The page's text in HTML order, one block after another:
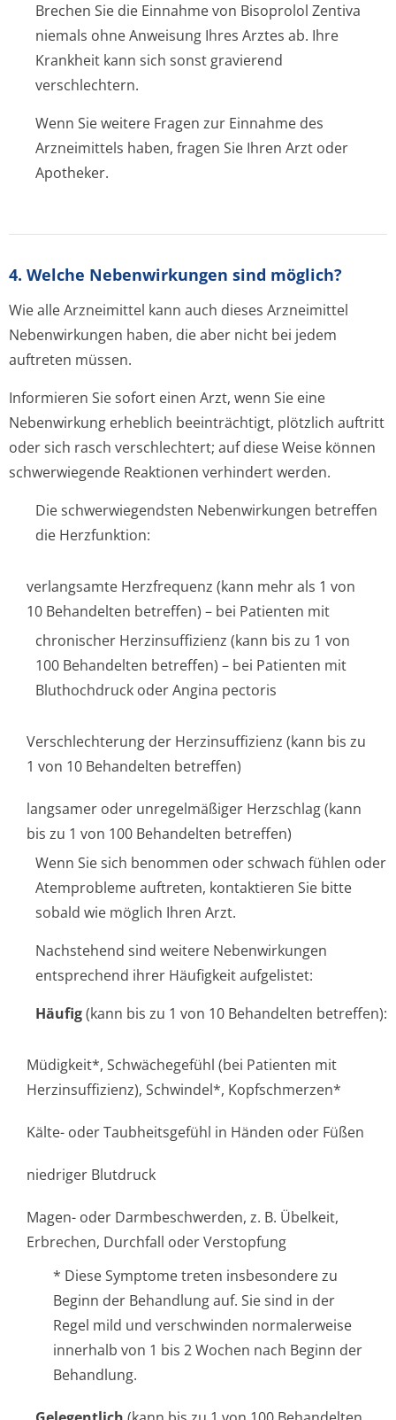
Brechen Sie die Einnahme von Bisoprolol Zentiva
niemals ohne Anweisung Ihres Arztes ab. Ihre
Krankheit kann sich sonst gravierend
verschlechtern.
Wenn Sie weitere Fragen zur Einnahme des
Arzneimittels haben, fragen Sie Ihren Arzt oder
Apotheker.
4. Welche Nebenwirkungen sind möglich?
Wie alle Arzneimittel kann auch dieses Arzneimittel
Nebenwirkungen haben, die aber nicht bei jedem
auftreten müssen.
Informieren Sie sofort einen Arzt, wenn Sie eine
Nebenwirkung erheblich beeinträchtigt, plötzlich auftritt
oder sich rasch verschlechtert; auf diese Weise können
schwerwiegende Reaktionen verhindert werden.
Die schwerwiegendsten Nebenwirkungen betreffen
die Herzfunktion:
verlangsamte Herzfrequenz (kann mehr als 1 von
10 Behandelten betreffen) – bei Patienten mit
chronischer Herzinsuffizienz (kann bis zu 1 von
100 Behandelten betreffen) – bei Patienten mit
Bluthochdruck oder Angina pectoris
Verschlechterung der Herzinsuffizienz (kann bis zu
1 von 10 Behandelten betreffen)
langsamer oder unregelmäßiger Herzschlag (kann
bis zu 1 von 100 Behandelten betreffen)
Wenn Sie sich benommen oder schwach fühlen oder
Atemprobleme auftreten, kontaktieren Sie bitte
sobald wie möglich Ihren Arzt.
Nachstehend sind weitere Nebenwirkungen
entsprechend ihrer Häufigkeit aufgelistet:
Häufig(kann bis zu 1 von 10 Behandelten betreffen):
Müdigkeit*, Schwächegefühl (bei Patienten mit
Herzinsuffizienz), Schwindel*, Kopfschmerzen*
Kälte- oder Taubheitsgefühl in Händen oder Füßen
niedriger Blutdruck
Magen- oder Darmbeschwerden, z. B. Übelkeit,
Erbrechen, Durchfall oder Verstopfung
* Diese Symptome treten insbesondere zu
Beginn der Behandlung auf. Sie sind in der
Regel mild und verschwinden normalerweise
innerhalb von 1 bis 2 Wochen nach Beginn der
Behandlung.